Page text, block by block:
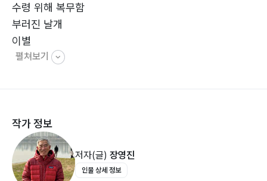
수령 위해 복무함
부러진 날개
이별
사선을 넘어
장영진을 말한다 - 정길연
펼쳐보기
작가 정보
저자(글) 장영진
인물 상세 정보